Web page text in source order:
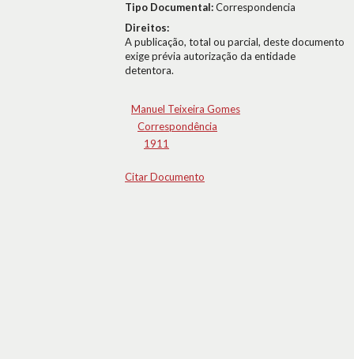
Tipo Documental:Correspondencia
Direitos:
A publicação, total ou parcial, deste documento
exige prévia autorização da entidade
detentora.
Manuel Teixeira Gomes
Correspondência
1911
Citar Documento